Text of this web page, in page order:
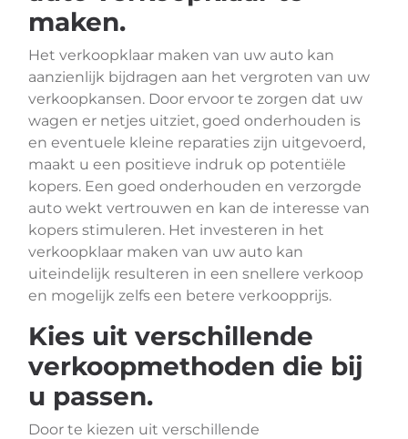
maken.
Het verkoopklaar maken van uw auto kan
aanzienlijk bijdragen aan het vergroten van uw
verkoopkansen. Door ervoor te zorgen dat uw
wagen er netjes uitziet, goed onderhouden is
en eventuele kleine reparaties zijn uitgevoerd,
maakt u een positieve indruk op potentiële
kopers. Een goed onderhouden en verzorgde
auto wekt vertrouwen en kan de interesse van
kopers stimuleren. Het investeren in het
verkoopklaar maken van uw auto kan
uiteindelijk resulteren in een snellere verkoop
en mogelijk zelfs een betere verkoopprijs.
Kies uit verschillende
verkoopmethoden die bij
u passen.
Door te kiezen uit verschillende